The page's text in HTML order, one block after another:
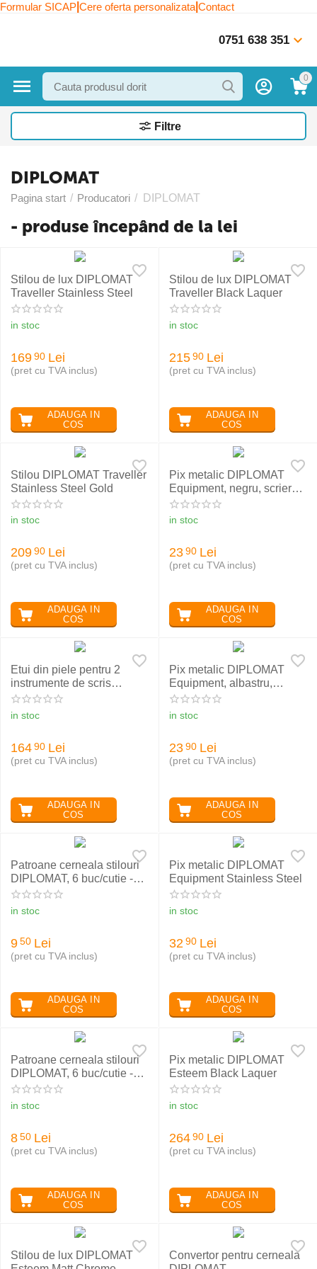
Formular SICAP Cere oferta personalizata Contact
0751 638 351
0
Filtre
DIPLOMAT
Pagina start / Producatori / DIPLOMAT
- produse începând de la lei
Stilou de lux DIPLOMAT
Traveller Stainless Steel
in stoc
169 90 Lei
(pret cu TVA inclus)
ADAUGA IN
COS
Stilou de lux DIPLOMAT
Traveller Black Laquer
in stoc
215 90 Lei
(pret cu TVA inclus)
ADAUGA IN
COS
Stilou DIPLOMAT Traveller
Stainless Steel Gold
in stoc
209 90 Lei
(pret cu TVA inclus)
ADAUGA IN
COS
Pix metalic DIPLOMAT
Equipment, negru, scriere
albastra
in stoc
23 90 Lei
(pret cu TVA inclus)
ADAUGA IN
COS
Etui din piele pentru 2
instrumente de scris
DIPLOMAT
in stoc
164 90 Lei
(pret cu TVA inclus)
ADAUGA IN
COS
Pix metalic DIPLOMAT
Equipment, albastru,
scriere albastra
in stoc
23 90 Lei
(pret cu TVA inclus)
ADAUGA IN
COS
Patroane cerneala stilouri
DIPLOMAT, 6 buc/cutie -
albastru
in stoc
9 50 Lei
(pret cu TVA inclus)
ADAUGA IN
COS
Pix metalic DIPLOMAT
Equipment Stainless Steel
in stoc
32 90 Lei
(pret cu TVA inclus)
ADAUGA IN
COS
Patroane cerneala stilouri
DIPLOMAT, 6 buc/cutie -
negru
in stoc
8 50 Lei
(pret cu TVA inclus)
ADAUGA IN
COS
Pix metalic DIPLOMAT
Esteem Black Laquer
in stoc
264 90 Lei
(pret cu TVA inclus)
ADAUGA IN
COS
Stilou de lux DIPLOMAT
Convertor pentru cerneala